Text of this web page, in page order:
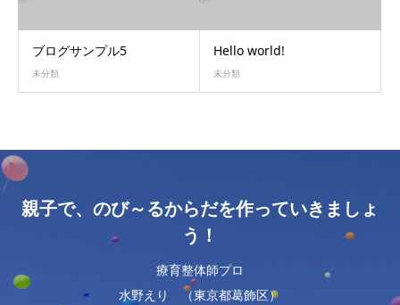
ブログサンプル5
未分類
Hello world!
未分類
親子で、のび～るからだを作っていきましょ
う！
療育整体師プロ
水野えり （東京都葛飾区）